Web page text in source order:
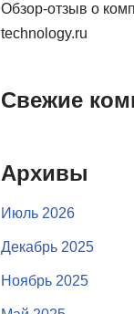
Обзор-отзыв о
technology.ru
Свежие
Архивы
Июль 2026
Декабрь 2025
Ноябрь 2025